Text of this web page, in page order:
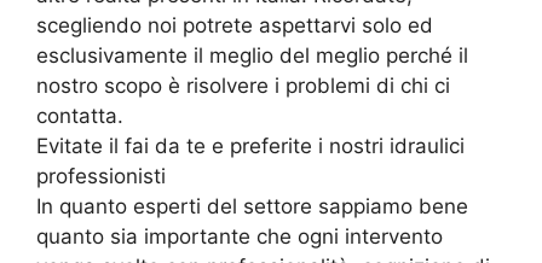
scegliendo noi potrete aspettarvi solo ed
esclusivamente il meglio del meglio perché il
nostro scopo è risolvere i problemi di chi ci
contatta.
Evitate il fai da te e preferite i nostri idraulici
professionisti
In quanto esperti del settore sappiamo bene
quanto sia importante che ogni intervento